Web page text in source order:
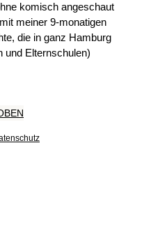
komisch angeschaut
meiner 9-monatigen
die in ganz Hamburg
und Elternschulen)